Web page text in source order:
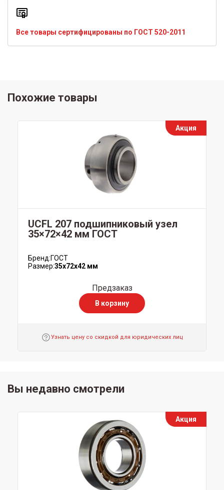
Все товары сертифицированы по ГОСТ 520-2011
Похожие товары
Акция
UCFL 207 подшипниковый узел
35×72×42 мм ГОСТ
Бренд:ГОСТ
Размер:35x72x42 мм
Предзаказ
В корзину
Узнать цену со скидкой для юридических лиц
Вы недавно смотрели
Акция